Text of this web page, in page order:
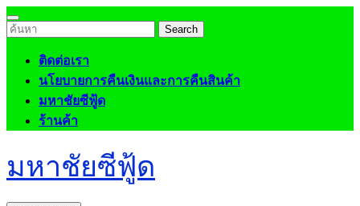
Skip
to
content
Open
Menu
Search
for:
ติดต่อเรา
นโยบายการคืนเงินและการคืนสินค้า
มหาชัยซีฟู้ด
ร้านค้า
Menu
มหาชัยซีฟู้ด